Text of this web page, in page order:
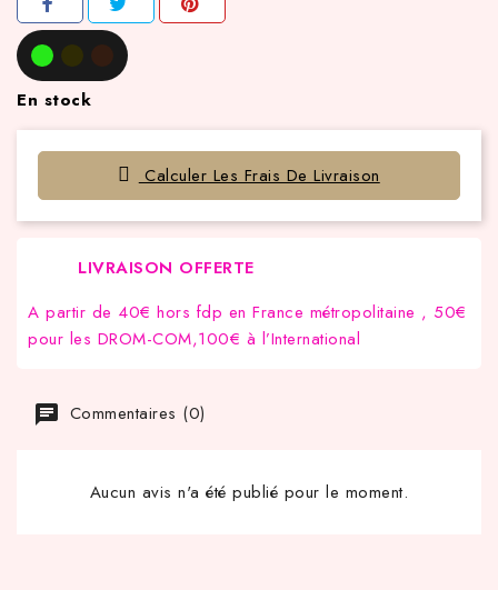
En stock
Calculer Les Frais De Livraison
LIVRAISON OFFERTE
A partir de 40€ hors fdp en France métropolitaine , 50€
pour les DROM-COM,100€ à l’International
Commentaires (0)
Aucun avis n'a été publié pour le moment.